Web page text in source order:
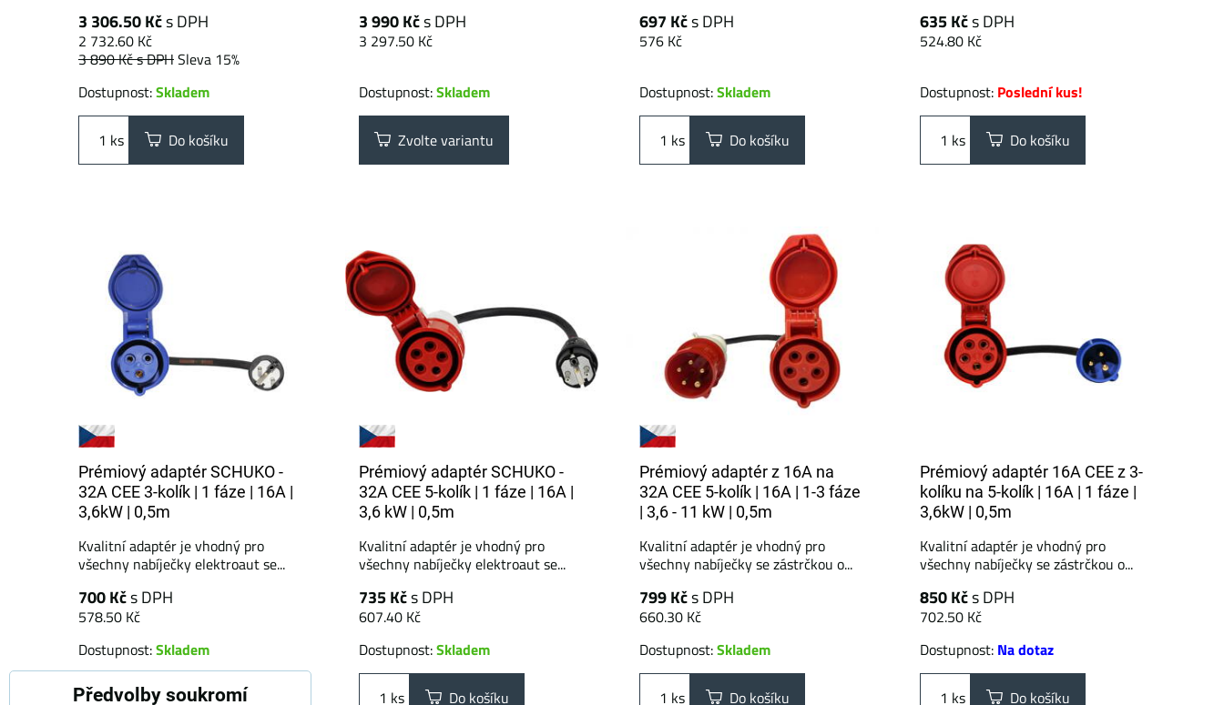
3 306.50 Kčs DPH
2 732.60 Kč
3 890 Kčs DPHSleva 15%
Dostupnost:Skladem
ks Do košíku
3 990 Kčs DPH
3 297.50 Kč
Dostupnost:Skladem
Zvolte variantu
697 Kčs DPH
576 Kč
Dostupnost:Skladem
ks Do košíku
635 Kčs DPH
524.80 Kč
Dostupnost: Poslední kus!
ks Do košíku
Prémiový adaptér SCHUKO -
32A CEE 3-kolík | 1 fáze | 16A |
3,6kW | 0,5m
Kvalitní adaptér je vhodný pro
všechny nabíječky elektroaut se...
700 Kčs DPH
578.50 Kč
Dostupnost:Skladem
ks Do košíku
Prémiový adaptér SCHUKO -
32A CEE 5-kolík | 1 fáze | 16A |
3,6 kW | 0,5m
Kvalitní adaptér je vhodný pro
všechny nabíječky elektroaut se...
735 Kčs DPH
607.40 Kč
Dostupnost:Skladem
ks Do košíku
Prémiový adaptér z 16A na
32A CEE 5-kolík | 16A | 1-3 fáze
| 3,6 - 11 kW | 0,5m
Kvalitní adaptér je vhodný pro
všechny nabíječky se zástrčkou o...
799 Kčs DPH
660.30 Kč
Dostupnost:Skladem
ks Do košíku
Prémiový adaptér 16A CEE z 3-
kolíku na 5-kolík | 16A | 1 fáze |
3,6kW | 0,5m
Kvalitní adaptér je vhodný pro
všechny nabíječky se zástrčkou o...
850 Kčs DPH
702.50 Kč
Dostupnost: Na dotaz
ks Do košíku
Předvolby soukromí